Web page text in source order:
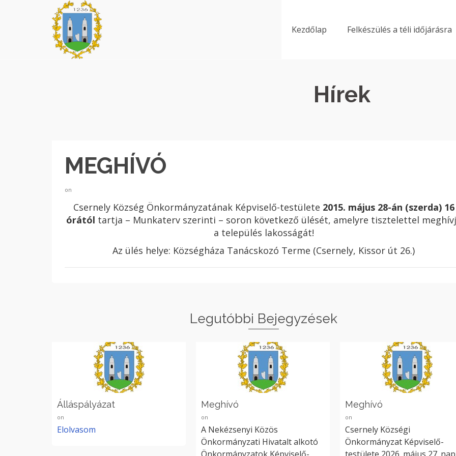
Kezdőlap Felkészülés a téli időjárásra
Hírek
MEGHÍVÓ
on
Csernely Község Önkormányzatának Képviselő-testülete 2015. május 28-án (szerda) 16
órától tartja – Munkaterv szerinti – soron következő ülését, amelyre tisztelettel
a település lakosságát!
Az ülés helye: Községháza Tanácskozó Terme (Csernely, Kissor út 26.)
Legutóbbi Bejegyzések
Álláspályázat
on
Elolvasom
Meghívó
on
A Nekézsenyi Közös
Önkormányzati Hivatalt alkotó
Meghívó
on
Csernely Községi
Önkormányzat Képviselő-